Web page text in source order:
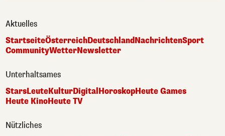
Aktuelles
StartseiteÖsterreichDeutschlandNachrichtenSport
CommunityWetterNewsletter
Unterhaltsames
StarsLeuteKulturDigital HoroskopHeute Games
Heute KinoHeute TV
Nützliches